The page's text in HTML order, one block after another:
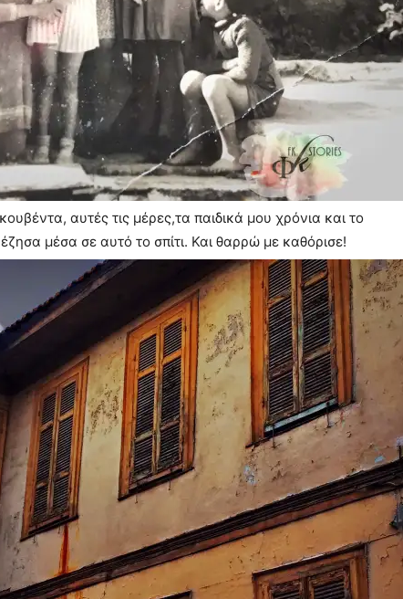
αυτές τις μέρες,τα παιδικά μου χρόνια και το
μέσα σε αυτό το σπίτι. Και θαρρώ με καθόρισε!